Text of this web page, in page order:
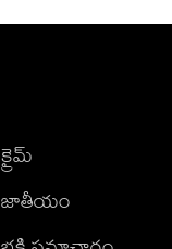
క్రైమ్
జాతీయం